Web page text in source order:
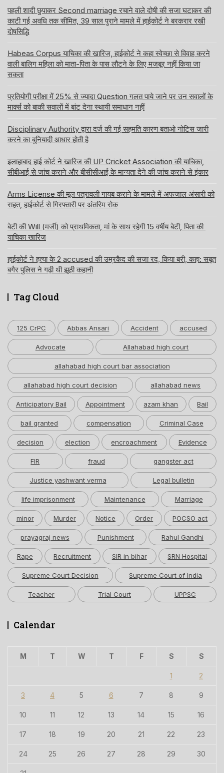
पहली शादी छुपाकर Second marriage रचाने वाले दोषी की सजा घटाकर की
काटी गई अवधि तक सीमित, 39 साल पुराने मामले में हाईकोर्ट ने बरकरार रखी
दोषसिद्धि
Habeas Corpus याचिका की खारिज, हाईकोर्ट ने कहा स्वेच्छा से विवाह करने
वाली बालिग महिला को माता-पिता के पास लौटने के लिए मजबूर नहीं किया जा
सकता
प्रतियोगी परीक्षा में 25% से ज्यादा Question गलत पाये जाने पर उन सवालों के
मार्क्स को बाकी सवालों में बांट देना स्थायी समाधान नहीं
Disciplinary Authority द्वारा दर्ज की गई सहमति कारण बताओ नोटिस जारी
करने का बुनियादी आधार होती है
इलाहाबाद हाई कोर्ट ने खारिज की UP Cricket Association की याचिका,
सीबीआई से जांच कराने और बीसीसीआई के मान्यता देने की जांच कराने से इंकार
Arms License की मूल पत्रावली गायब कराने के मामले में अफजाल अंसारी को
राहत, हाईकोर्ट से गिरफ्तारी पर अंतरिम रोक
बेटी की Will (मर्जी) को प्राथमिकता, मां के साथ रहेगी 15 वर्षीय बेटी, पिता की
याचिका खारिज
हाईकोर्ट ने हत्या के 2 accused की उम्रकैद की सजा रद, किया बरी, कहा: सबूत
बगैर पुलिस ने गढ़ी थी झूठी कहानी
Tag Cloud
125 CrPC Abbas Ansari Accident accused
Advocate Allahabad high court
allahabad high court bar association
allahabad high court decision allahabad news
Anticipatory Bail Appointment azam khan Bail
bail granted compensation Criminal Case
decision election encroachment Evidence
FIR fraud gangster act
Justice yashwant verma Legal bulletin
life imprisonment Maintenance Marriage
minor Murder Notice Order POCSO act
prayagraj news Punishment Rahul Gandhi
Rape Recruitment SIR in bihar SRN Hospital
Supreme Court Decision Supreme Court of India
Teacher Trial Court UPPSC
Calendar
M T W T F S S
1 2
3 4 5 6 7 8 9
10 11 12 13 14 15 16
17 18 19 20 21 22 23
24 25 26 27 28 29 30